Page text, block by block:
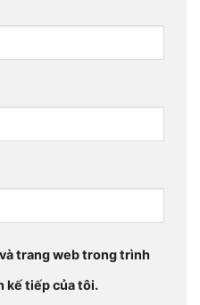
trang web trong trình
kế tiếp của tôi.